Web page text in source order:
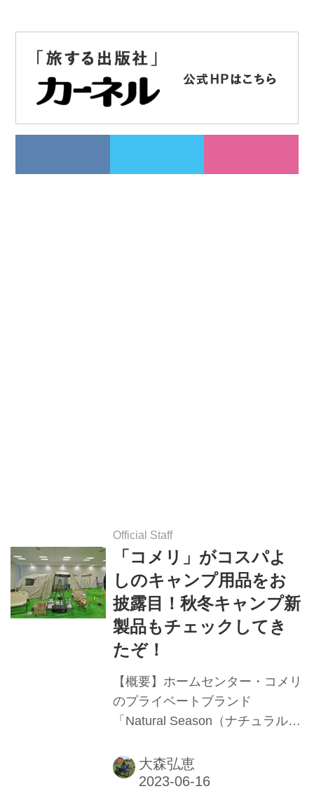
が、この「大阪キャンピングカー
ショー2026」です。「西日本最
大級」のキャッチコピーのとお
り、約 250 台のキャンピングカ
Official Staff
「コメリ」がコスパよ
しのキャンプ用品をお
披露目！秋冬キャンプ新
製品もチェックしてき
たぞ！
【概要】ホームセンター・コメリ
のプライベートブランド
「Natural Season（ナチュラルシ
ト。人気キャンプ用品や秋冬キャ
ンプ向け新製品などの紹介。
大森弘恵